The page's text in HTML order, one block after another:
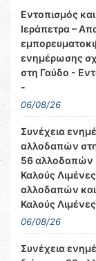
Εντοπισμός
Ιεράπετρα –
ενημέρωσης
στη Γαύδο -
-
06/08/26
Συνέχεια
αλλοδαπών
56 αλλοδαπών
Καλούς
αλλοδαπών και
Καλούς
06/08/26
Συνέχεια